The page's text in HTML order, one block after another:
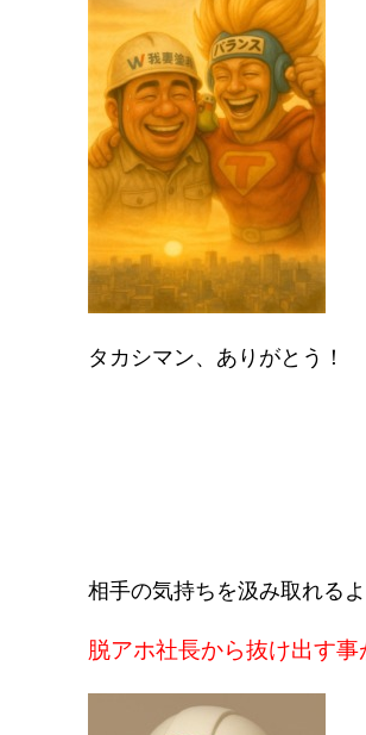
タカシマン、ありがとう！
相手の気持ちを汲み取れる
脱アホ社長から抜け出す事